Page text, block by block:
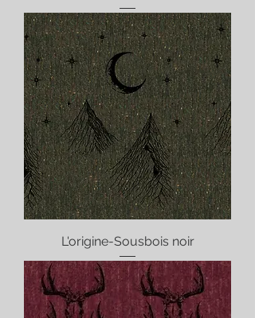
L'origine-Sousbois noir